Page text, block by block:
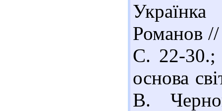
Романов
С. 22-30.;
основа
В.